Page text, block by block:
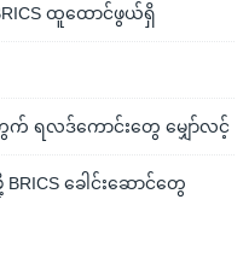
ထူထောင်ဖွယ်ရှိ
က် ရလဒ်ကောင်းတွေ မျှော်လင့်
BRICS ခေါင်းဆောင်တွေ